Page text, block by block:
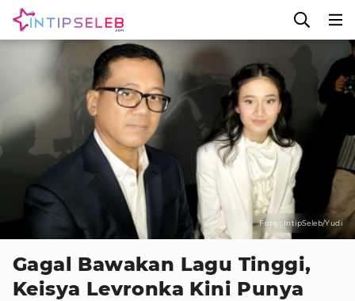
Foto : IntipSeleb/Yudi
Gagal Bawakan Lagu Tinggi,
Keisya Levronka Kini Punya